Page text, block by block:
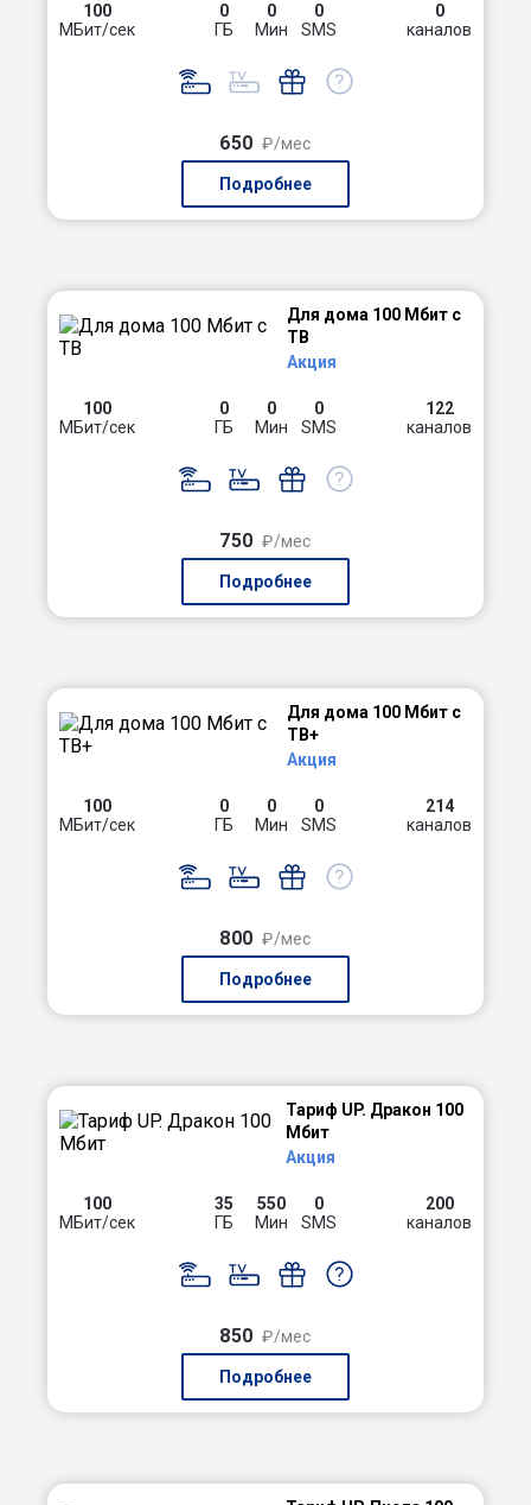
100
МБит/сек
0
ГБ
0
Мин
0
SMS
0
каналов
650 ₽/мес
Подробнее
Для дома 100 Мбит с
ТВ
Акция
100
МБит/сек
0
ГБ
0
Мин
0
SMS
122
каналов
750 ₽/мес
Подробнее
Для дома 100 Мбит с
ТВ+
Акция
100
МБит/сек
0
ГБ
0
Мин
0
SMS
214
каналов
800 ₽/мес
Подробнее
Тариф UP. Дракон 100
Мбит
Акция
100
МБит/сек
35
ГБ
550
Мин
0
SMS
200
каналов
850 ₽/мес
Подробнее